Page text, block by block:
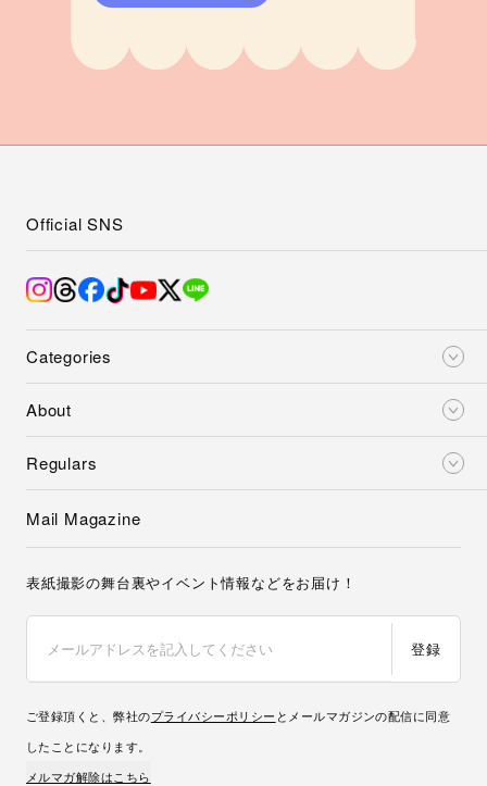
Categories
About
Regulars
Official SNS
Mail Magazine
表紙撮影の舞台裏やイベント情報などをお届け！
登録
ご登録頂くと、弊社のプライバシーポリシー とメールマガジンの配信に同意
したことになります。
メルマガ解除はこちら